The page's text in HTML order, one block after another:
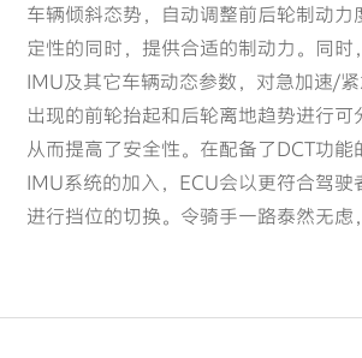
车辆倾斜态势，自动调整前后轮制动力
定性的同时，提供合适的制动力。同时
IMU及其它车辆动态参数，对急加速/
出现的前轮抬起和后轮离地趋势进行可
从而提高了安全性。在配备了DCT功能
IMU系统的加入，ECU会以更符合驾驶
进行挡位的切换。令骑手一路泰然无虑